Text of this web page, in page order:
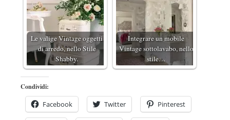
Le valige Vintage oggetti
di arredo, nello Stile
Shabby.
Integrare un mobile
Vintage sottolavabo, nello
stile…
Condividi:
Facebook Twitter Pinterest